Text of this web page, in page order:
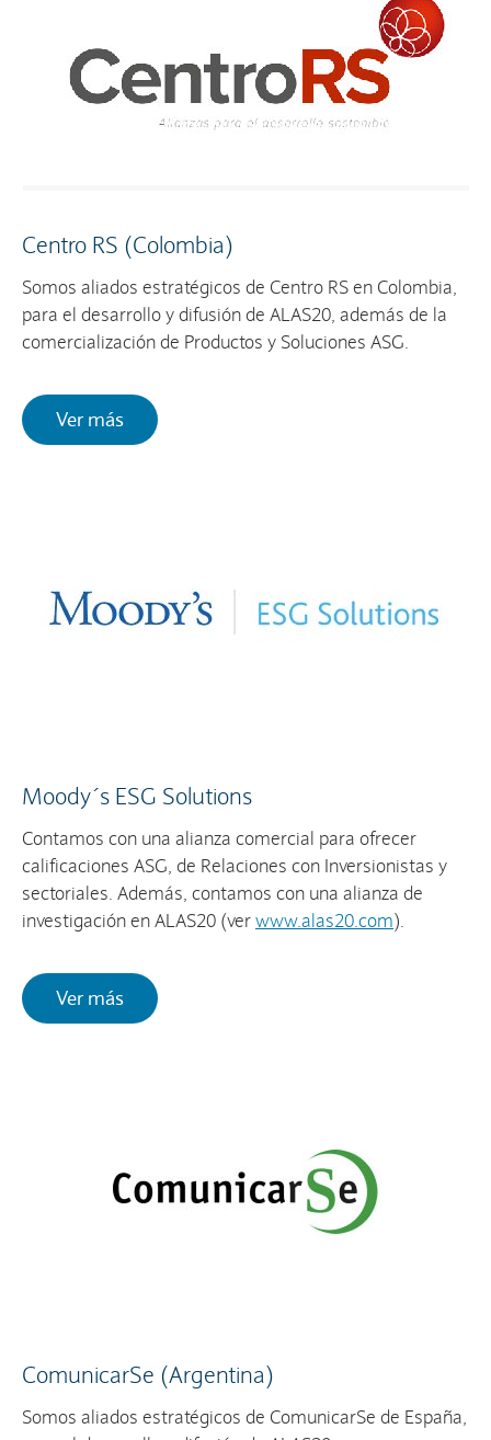
Centro RS (Colombia)
Somos aliados estratégicos de Centro RS en Colombia,
para el desarrollo y difusión de ALAS20, además de la
comercialización de Productos y Soluciones ASG.
Ver más
Moody´s ESG Solutions
Contamos con una alianza comercial para ofrecer
calificaciones ASG, de Relaciones con Inversionistas y
sectoriales. Además, contamos con una alianza de
investigación en ALAS20 (verwww.alas20.com).
Ver más
ComunicarSe (Argentina)
Somos aliados estratégicos de ComunicarSe de España,